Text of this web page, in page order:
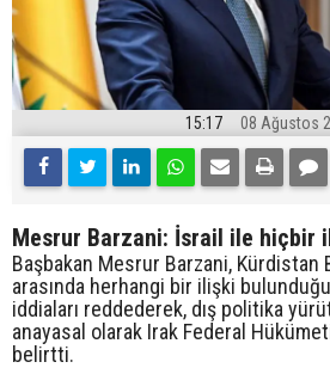
15:17 08 Ağustos
Mesrur Barzani: İsrail ile hiçbir
Başbakan Mesrur Barzani,
arasında herhangi bir ilişki
iddiaları reddederek, dış politika
anayasal olarak Irak Federal
belirtti.